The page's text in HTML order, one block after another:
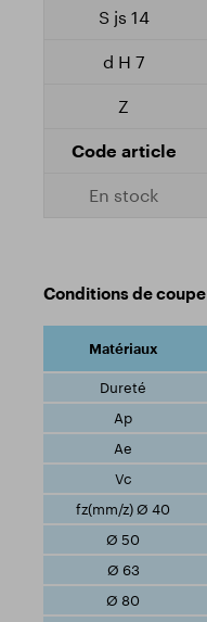
Conditions de coupe